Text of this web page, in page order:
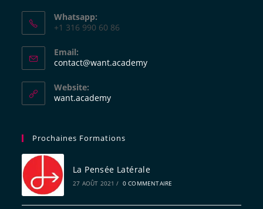
Whatsapp:
+1 316 990 60 86
Email:
contact@want.academy
Website:
want.academy
Prochaines Formations
La Pensée Latérale
27 AOÛT 2021 / 0 COMMENTAIRE